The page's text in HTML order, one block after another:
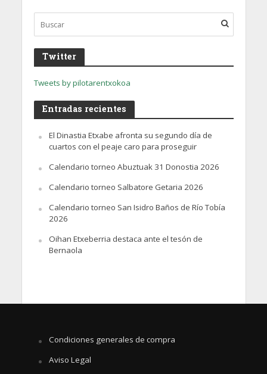
Twitter
Tweets by pilotarentxokoa
Entradas recientes
El Dinastia Etxabe afronta su segundo día de
cuartos con el peaje caro para proseguir
Calendario torneo Abuztuak 31 Donostia 2026
Calendario torneo Salbatore Getaria 2026
Calendario torneo San Isidro Baños de Río Tobía
2026
Oihan Etxeberria destaca ante el tesón de
Bernaola
Condiciones generales de compra
Aviso Legal